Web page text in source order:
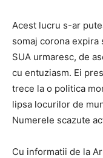
Acest lucru s-ar
somaj corona
SUA urmaresc, de
cu entuziasm. Ei
trece la o politica
lipsa locurilor de
Numerele scazute
Cu informatii de la